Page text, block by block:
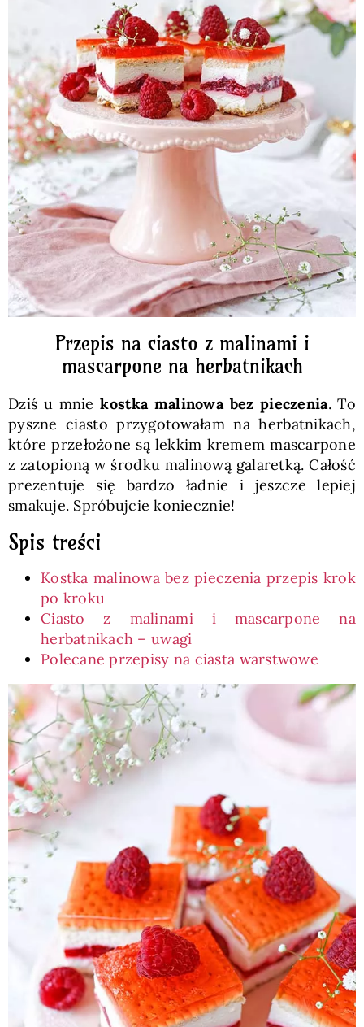
Zdrowo i fit
Kuchnie świata
SKLEP
Przepis na ciasto z malinami i
mascarpone na herbatnikach
Dziś u mniekostka malinowa bez pieczenia. To
pyszne ciasto przygotowałam na herbatnikach,
które przełożone są lekkim kremem mascarpone
z zatopioną w środku malinową galaretką. Całość
prezentuje się bardzo ładnie i jeszcze lepiej
smakuje. Spróbujcie koniecznie!
Spis treści
Kostka malinowa bez pieczenia przepis krok
po kroku
Ciasto z malinami i mascarpone na
herbatnikach – uwagi
Polecane przepisy na ciasta warstwowe